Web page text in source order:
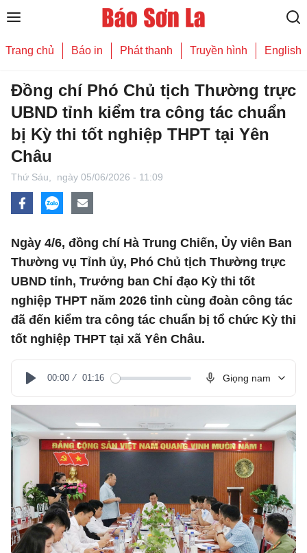
Trang chủ Báo in Phát thanh Truyền hình English
Đồng chí Phó Chủ tịch Thường trực
UBND tỉnh kiểm tra công tác chuẩn
bị Kỳ thi tốt nghiệp THPT tại Yên
Châu
Thứ Sáu, ngày 05/06/2026 - 11:09
Ngày 4/6, đồng chí Hà Trung Chiến, Ủy viên Ban
Thường vụ Tỉnh ủy, Phó Chủ tịch Thường trực
UBND tỉnh, Trưởng ban Chỉ đạo Kỳ thi tốt
nghiệp THPT năm 2026 tỉnh cùng đoàn công tác
đã đến kiểm tra công tác chuẩn bị tổ chức Kỳ thi
tốt nghiệp THPT tại xã Yên Châu.
Play
00:00 01:16 Giọng nam